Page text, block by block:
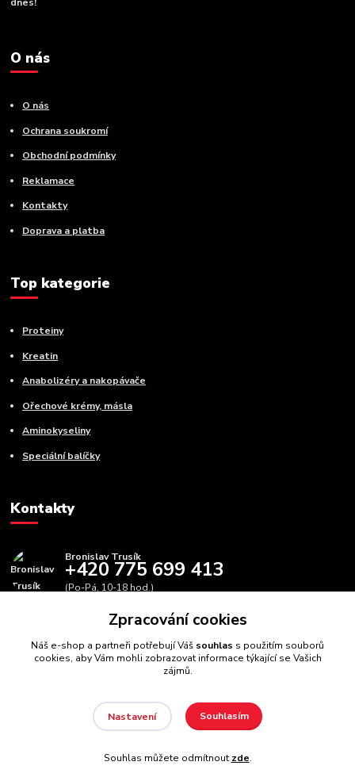
O nás
O nás
Ochrana soukromí
Obchodní podmínky
Reklamace
Kontakty
Doprava a platba
Top kategorie
Proteiny
Kreatin
Anabolizéry a nakopávače
Ořechové krémy, másla
Aminokyseliny
Speciální balíčky
Kontakty
Bronislav Trusík
+420 775 699 413
(Po-Pá, 10-18 hod.)
info@bbfitness.cz
BBfintess.cz -Fitness doplňky a zdravá výživa//Webdesign
Vytvořeno na
Eshop-rychle.cz
Zpracování cookies
Náš e-shop a partneři potřebují Váš souhlas s použitím souborů
cookies, aby Vám mohli zobrazovat informace týkající se Vašich
zájmů.
Nastavení Souhlasím
Souhlas můžete odmítnout zde.